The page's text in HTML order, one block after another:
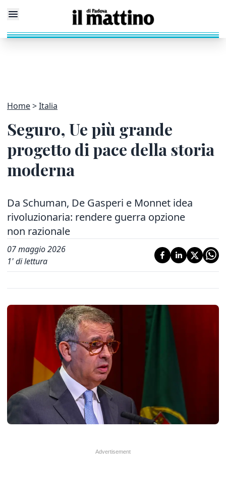
Home Italia
Seguro, Ue più grande
progetto di pace della storia
moderna
Da Schuman, De Gasperi e Monnet idea
rivoluzionaria: rendere guerra opzione
non razionale
07 maggio 2026
1' di lettura